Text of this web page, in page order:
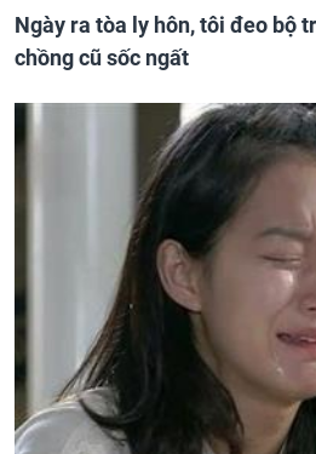
Ngày ra tòa ly hôn, tôi đeo bộ
chồng cũ sốc ngất